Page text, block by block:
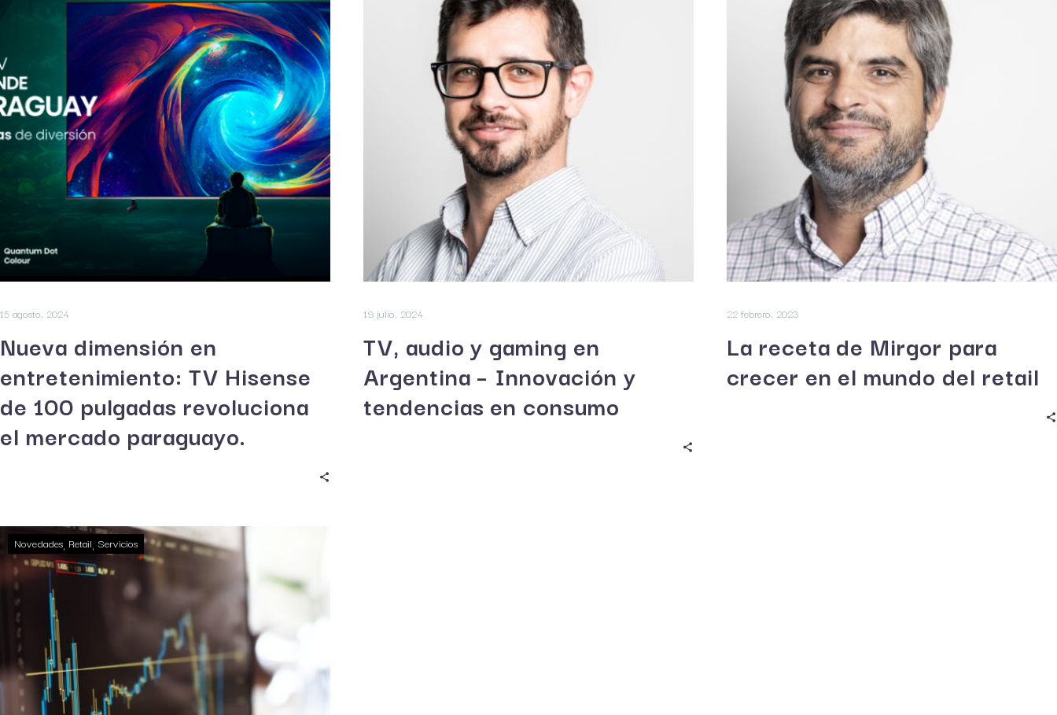
15 agosto, 2024
Nueva dimensión en
entretenimiento: TV Hisense
de 100 pulgadas revoluciona
el mercado paraguayo.
19 julio, 2024
TV, audio y gaming en
Argentina – Innovación y
tendencias en consumo
22 febrero, 2023
La receta de Mirgor para
crecer en el mundo del retail
Novedades Retail Servicios